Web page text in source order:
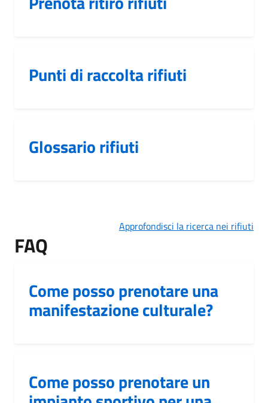
Punti di raccolta rifiuti
Glossario rifiuti
Approfondisci la ricerca nei rifiuti
FAQ
Come posso prenotare una
manifestazione culturale?
Come posso prenotare un